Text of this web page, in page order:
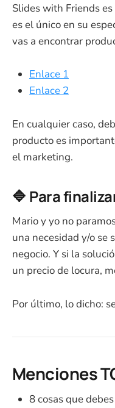
Slides with Friends
es el único en su
vas a encontrar
Enlace 1
Enlace 2
En cualquier caso,
producto es
el marketing.
🔷 Para
Mario y yo no
una necesidad y/o se
negocio. Y si la
un precio de locura,
Por último, lo dicho:
Menciones
8 cosas que